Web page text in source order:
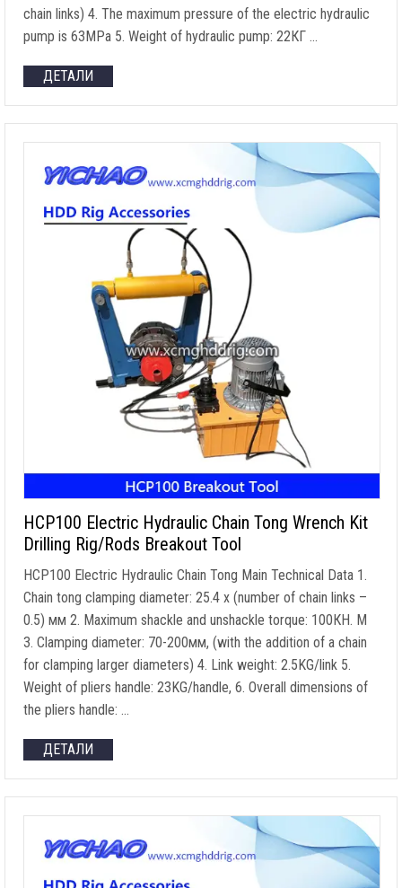
chain links) 4. The maximum pressure of the electric hydraulic
pump is 63MPa 5. Weight of hydraulic pump: 22КГ …
ДЕТАЛИ
HCP100 Electric Hydraulic Chain Tong Wrench Kit
Drilling Rig/Rods Breakout Tool
HCP100 Electric Hydraulic Chain Tong Main Technical Data 1.
Chain tong clamping diameter: 25.4 x (number of chain links –
0.5) мм 2. Maximum shackle and unshackle torque: 100КН. M
3. Clamping diameter: 70-200мм, (with the addition of a chain
for clamping larger diameters) 4. Link weight: 2.5KG/link 5.
Weight of pliers handle: 23KG/handle, 6. Overall dimensions of
the pliers handle: …
ДЕТАЛИ